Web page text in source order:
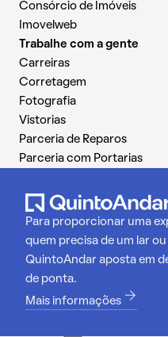
Consórcio de Imóveis
Imovelweb
Trabalhe com a gente
Carreiras
Corretagem
Fotografia
Vistorias
Parceria de Reparos
Parceria com Portarias
Para proporcionar uma
quem precisa de um lar
QuintoAndar aposta em
de ponta.
Mais informações